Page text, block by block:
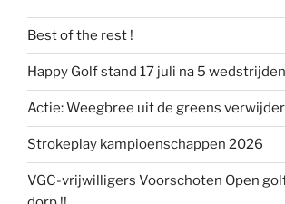
Best of the rest !
Happy Golf stand 17 juli na 5 wedstrijden
Actie: Weegbree uit de greens
Strokeplay kampioenschappen 2026
VGC-vrijwilligers Voorschoten Open